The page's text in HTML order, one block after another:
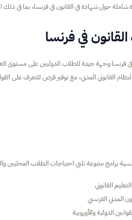
شاملة حول شهادة في القانون في فرنسا، بما في
في فرنسا
فرنسا وجهة جيدة للطلاب الدوليين على مستوى
القانوني المدني، مع توفير فرص للتعرف على
برامج متنوعة تلبي احتياجات الطلاب المحليين
القانوني
المدني الفرنسي
الدولية والأوروبية